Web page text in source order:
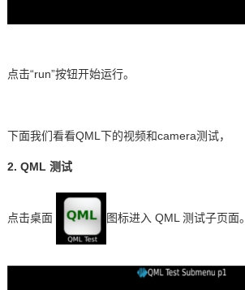
点击“run”按钮开始运行。
下面我们看看QML 下的视频和camera测试，
2. QML 测试
点击桌面 图标进入 QML测试子页面。